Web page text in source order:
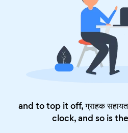
and to top it off, ग्राहक
clock, and so is